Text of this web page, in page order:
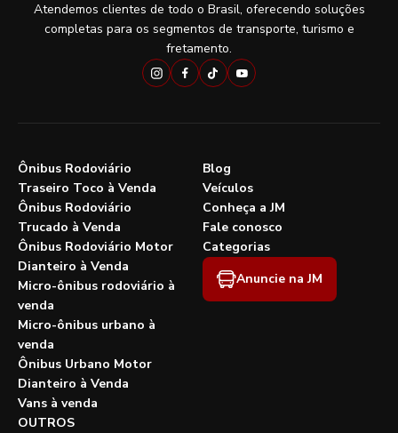
Atendemos clientes de todo o Brasil, oferecendo soluções
completas para os segmentos de transporte, turismo e
fretamento.
Ônibus Rodoviário
Traseiro Toco à Venda
Ônibus Rodoviário
Trucado à Venda
Ônibus Rodoviário Motor
Dianteiro à Venda
Micro-ônibus rodoviário à
venda
Micro-ônibus urbano à
venda
Ônibus Urbano Motor
Dianteiro à Venda
Vans à venda
OUTROS
Blog
Veículos
Conheça a JM
Fale conosco
Categorias
Anuncie na JM